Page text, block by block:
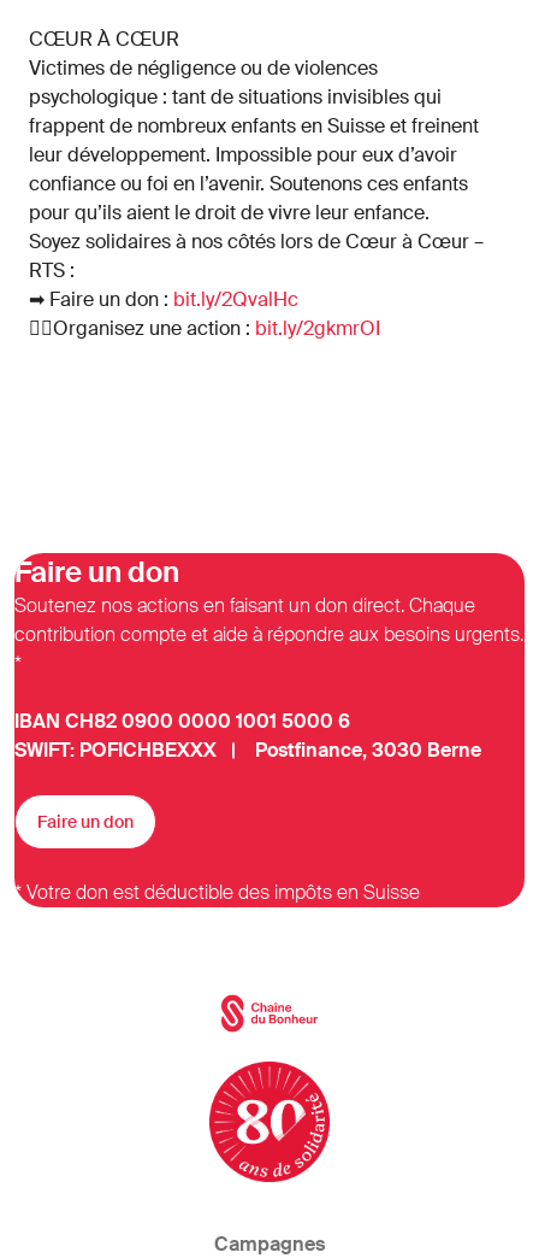
CŒUR À CŒUR
Victimes de négligence ou de violences
psychologique : tant de situations invisibles qui
frappent de nombreux enfants en Suisse et freinent
leur développement. Impossible pour eux d’avoir
confiance ou foi en l’avenir. Soutenons ces enfants
pour qu’ils aient le droit de vivre leur enfance.
Soyez solidaires à nos côtés lors de Cœur à Cœur –
RTS :
➡ Faire un don : bit.ly/2QvalHc
🏋‍♀Organisez une action : bit.ly/2gkmrOI
Faire un don
Soutenez nos actions en faisant un don direct. Chaque
contribution compte et aide à répondre aux besoins urgents.
*
IBAN CH82 0900 0000 1001 5000 6
SWIFT: POFICHBEXXX | Postfinance, 3030 Berne
Faire un don
* Votre don est déductible des impôts en Suisse
Campagnes